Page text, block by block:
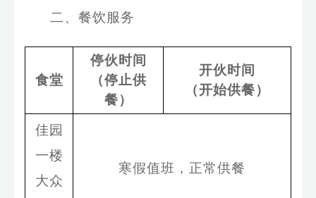
二、餐饮服务
食堂
停伙时间
（停止供
餐）
开伙时间
（开始供餐）
佳园
一楼
大众
寒假值班，正常供餐